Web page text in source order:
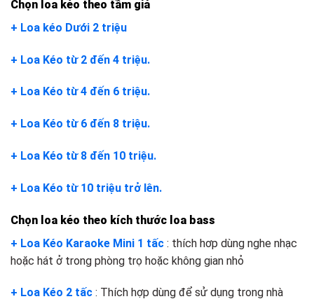
Chọn loa kéo theo tầm giá
+ Loa kéo Dưới 2 triệu
+ Loa Kéo từ 2 đến 4 triệu.
+ Loa Kéo từ 4 đến 6 triệu.
+ Loa Kéo từ 6 đến 8 triệu.
+ Loa Kéo từ 8 đến 10 triệu.
+ Loa Kéo từ 10 triệu trở lên.
Chọn loa kéo theo kích thước loa bass
+ Loa Kéo Karaoke Mini 1 tấc : thích hơp dùng nghe nhạc
hoặc hát ở trong phòng trọ hoặc không gian nhỏ
+ Loa Kéo 2 tấc : Thích hợp dùng để sử dụng trong nhà